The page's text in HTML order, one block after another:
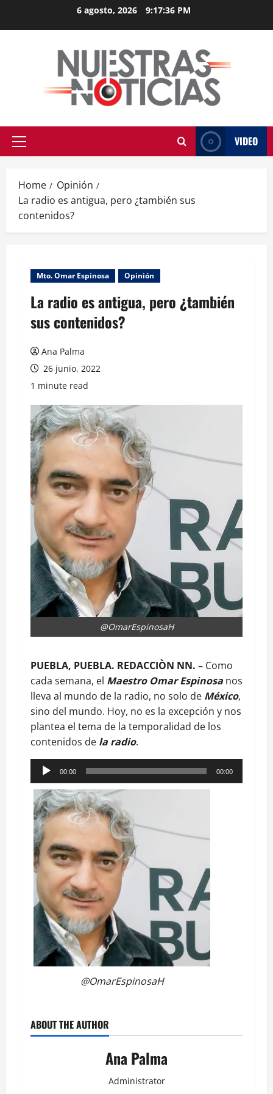
6 agosto, 2026 9:17:37 PM
Primary
VIDEO
Home
Opinión
La radio es antigua, pero ¿también sus
contenidos?
Mto. Omar Espinosa Opinión
La radio es antigua, pero ¿también
sus contenidos?
Ana Palma
26 junio, 2022
1 minute read
@OmarEspinosaH
PUEBLA, PUEBLA. REDACCIÒN NN. – Como
cada semana, el Maestro Omar Espinosa nos
lleva al mundo de la radio, no solo de México,
sino del mundo. Hoy, no es la excepción y nos
plantea el tema de la temporalidad de los
contenidos de la radio.
Reproductor
de
audio
00:00 00:00
@OmarEspinosaH
ABOUT THE AUTHOR
Ana Palma
Administrator